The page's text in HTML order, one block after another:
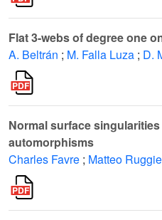
Flat 3-webs of degree one
A. Beltrán ; M. Falla Luza ; D.
Normal surface
automorphisms
Charles Favre ; Matteo